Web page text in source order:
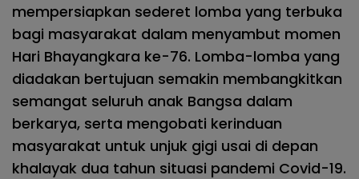
mempersiapkan sederet lomba yang terbuka
bagi masyarakat dalam menyambut momen
Hari Bhayangkara ke-76. Lomba-lomba yang
diadakan bertujuan semakin membangkitkan
semangat seluruh anak Bangsa dalam
berkarya, serta mengobati kerinduan
masyarakat untuk unjuk gigi usai di depan
khalayak dua tahun situasi pandemi Covid-19.